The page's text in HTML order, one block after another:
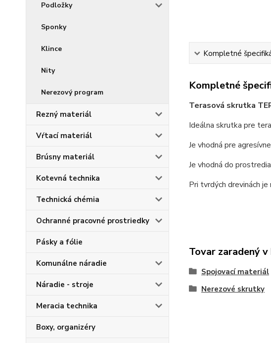
Podložky
Sponky
Klince
Nity
Nerezový program
Rezný materiál
Vŕtací materiál
Brúsny materiál
Kotevná technika
Technická chémia
Ochranné pracovné prostriedky
Pásky a fólie
Komunálne náradie
Náradie - stroje
Meracia technika
Boxy, organizéry
Kompletné
Kompletné
Terasová skrutka
Ideálna skrutka pre
Je vhodná pre
Je vhodná do
Pri tvrdých drevinách
Tovar zaradený
Spojovací materiál
Nerezové skrutky